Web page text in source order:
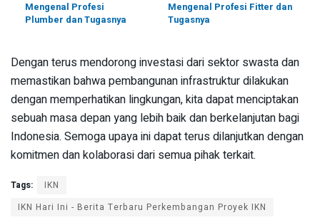
Mengenal Profesi
Plumber dan Tugasnya
Mengenal Profesi Fitter dan
Tugasnya
Dengan terus mendorong investasi dari sektor swasta dan
memastikan bahwa pembangunan infrastruktur dilakukan
dengan memperhatikan lingkungan, kita dapat menciptakan
sebuah masa depan yang lebih baik dan berkelanjutan bagi
Indonesia. Semoga upaya ini dapat terus dilanjutkan dengan
komitmen dan kolaborasi dari semua pihak terkait.
Tags:
IKN
IKN Hari Ini - Berita Terbaru Perkembangan Proyek IKN